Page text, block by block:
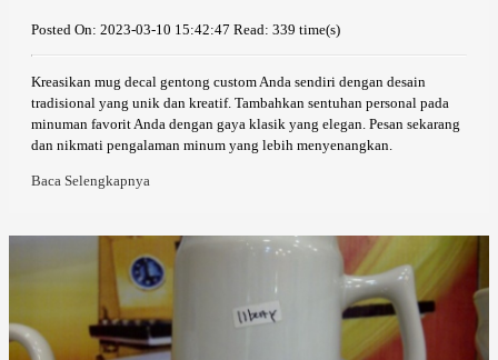
Posted On: 2023-03-10 15:42:47 Read: 339 time(s)
Kreasikan mug decal gentong custom Anda sendiri dengan desain
tradisional yang unik dan kreatif. Tambahkan sentuhan personal pada
minuman favorit Anda dengan gaya klasik yang elegan. Pesan sekarang
dan nikmati pengalaman minum yang lebih menyenangkan.
Baca Selengkapnya